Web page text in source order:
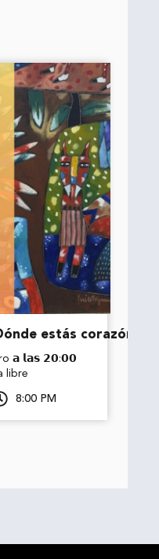
estás corazón?
𝗮 𝗹𝗮𝘀 𝟮𝟬:𝟬𝟬
libre
8:00 PM